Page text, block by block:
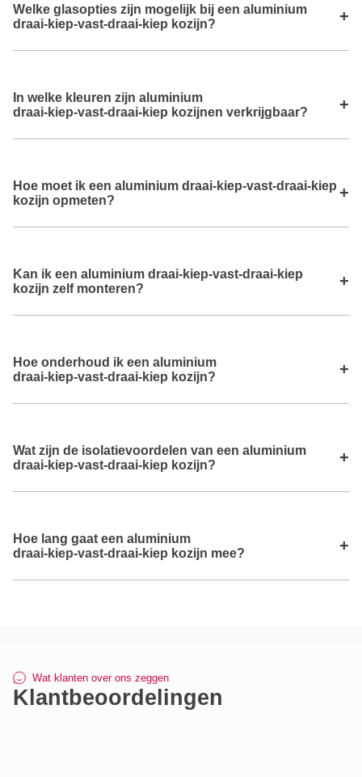
draaistand of kiepstand voor frisse lucht, terwijl het vaste
deel zorgt voor extra daglicht zonder bediening.
Welke glasopties zijn mogelijk bij een aluminium
draai‑kiep‑vast‑draai‑kiep kozijn?
+
goede warmte‑ en geluidsisolatie, afgestemd op jouw
comfort‑ en duurzaamheidseisen.
In welke kleuren zijn aluminium
draai‑kiep‑vast‑draai‑kiep kozijnen verkrijgbaar?
+
standaardlakken en RAL‑kleuren.
Hoe moet ik een aluminium draai‑kiep‑vast‑draai‑kiep
kozijn opmeten?
+
nauwkeurig zodat het gecombineerde kozijn precies op
maat geproduceerd kan worden.
Kan ik een aluminium draai‑kiep‑vast‑draai‑kiep
kozijn zelf monteren?
+
vraagt precisie; technische informatie en montagetips zijn
beschikbaar om je te helpen.
Hoe onderhoud ik een aluminium
draai‑kiep‑vast‑draai‑kiep kozijn?
+
en een mild schoonmaakmiddel en het schoonhouden van
bewegende onderdelen.
Wat zijn de isolatievoordelen van een aluminium
draai‑kiep‑vast‑draai‑kiep kozijn?
+
isolatieglas biedt dit combinatiekozijn uitstekende warmte‑
en geluidsisolatie.
Hoe lang gaat een aluminium
draai‑kiep‑vast‑draai‑kiep kozijn mee?
+
Wat klanten over ons zeggen
Klantbeoordelingen